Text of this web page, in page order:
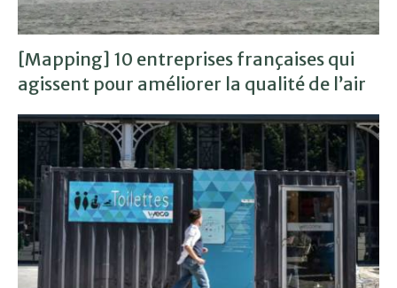
[Mapping] 10 entreprises françaises qui
agissent pour améliorer la qualité de l’air